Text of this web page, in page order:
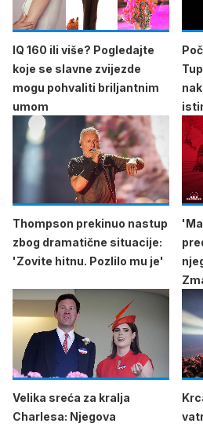
IQ 160 ili više? Pogledajte
koje se slavne zvijezde
mogu pohvaliti briljantnim
umom
Thompson prekinuo nastup
zbog dramatične situacije:
'Zovite hitnu. Pozlilo mu je'
Velika sreća za kralja
Charlesa: Njegova